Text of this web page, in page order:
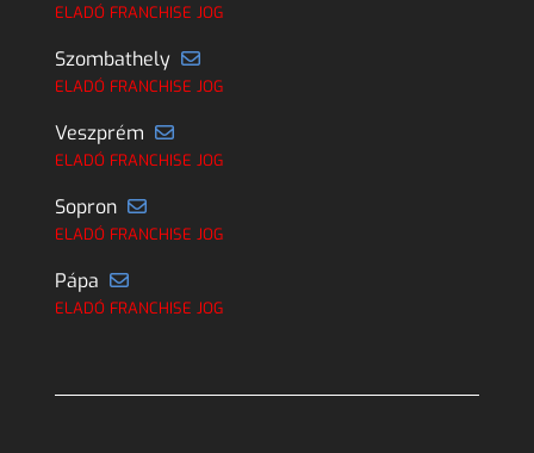
ELADÓ FRANCHISE JOG
Szombathely
ELADÓ FRANCHISE JOG
Veszprém
ELADÓ FRANCHISE JOG
Sopron
ELADÓ FRANCHISE JOG
Pápa
ELADÓ FRANCHISE JOG